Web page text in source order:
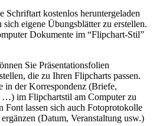
Schriftart kostenlos heruntergeladen
eigene Übungsblätter zu erstellen.
Dokumente im “Flipchart-Stil”
Sie Präsentationsfolien
die zu Ihren Flipcharts passen.
in der Korrespondenz (Briefe,
…) im Flipchartstil am Computer zu
Font lassen sich auch Fotoprotokolle
(Datum, Veranstaltung usw.)